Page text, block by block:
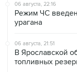
06 августа, 22:16
Режим ЧС
урагана
06 августа, 21:51
В Ярославской
топливных